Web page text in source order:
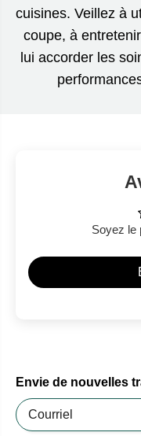
cuisines. Veillez à
coupe, à
lui accorder les
Soyez le
Envie de nouvelles